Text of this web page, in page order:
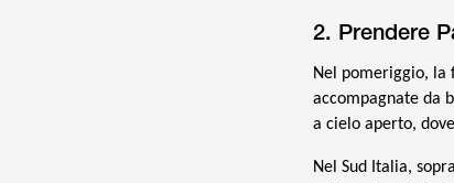
2. Prendere
Nel pomeriggio, la
accompagnate da
a cielo aperto,
Nel Sud Italia,